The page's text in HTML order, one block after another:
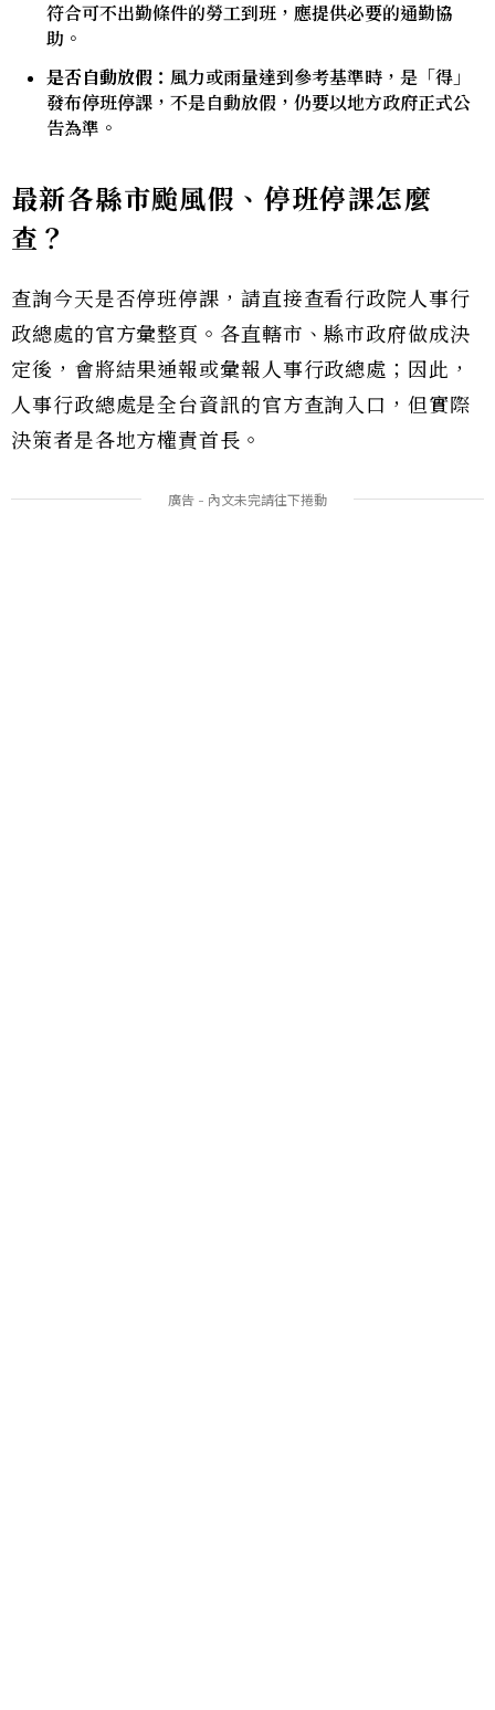
符合可不出勤條件的勞工到班，應提供必要的通勤協
助。
是否自動放假： 風力或雨量達到參考基準時，是「得」
發布停班停課，不是自動放假，仍要以地方政府正式公
告為準。
最新各縣市颱風假、停班停課怎麼
查？
查詢今天是否停班停課，請直接查看行政院人事行
政總處的官方彙整頁。各直轄市、縣市政府做成決
定後，會將結果通報或彙報人事行政總處；因此，
人事行政總處是全台資訊的官方查詢入口，但實際
決策者是各地方權責首長。